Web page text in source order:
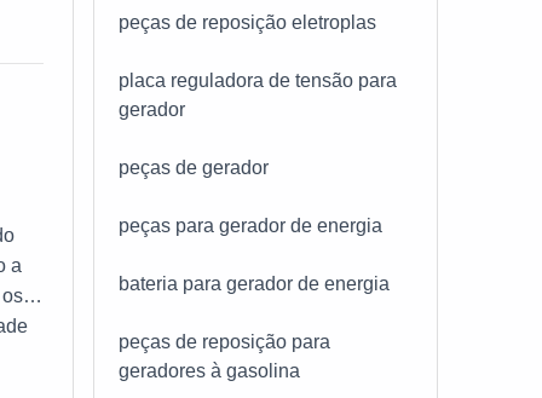
C.
de
e
a
peças de reposição eletroplas
placa reguladora de tensão para
gerador
peças de gerador
peças para gerador de energia
bateria para gerador de energia
peças de reposição para
geradores à gasolina